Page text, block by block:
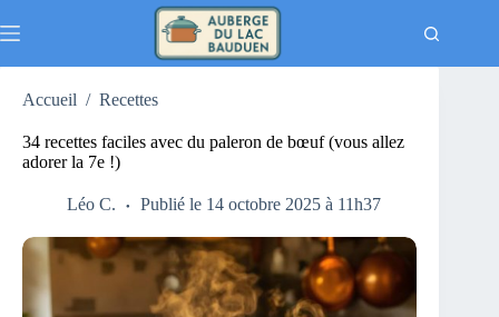
au
Accueil / Recettes
34 recettes faciles avec du paleron de bœuf (vous allez
adorer la 7e !)
Léo C. Publié le 14 octobre 2025 à 11h37